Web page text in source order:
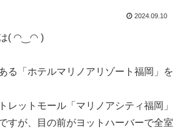
2024.09.10
は( ◠‿◠ )
る「ホテルマリノアリゾート福岡」を
レットモール「マリノアシティ福岡」
すが、目の前がヨットハーバーで全室